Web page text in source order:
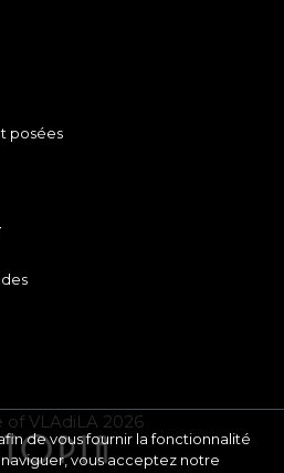
de vous fournir la fonctionnalité
vous acceptez notre
posées
VLAdiLA 2026